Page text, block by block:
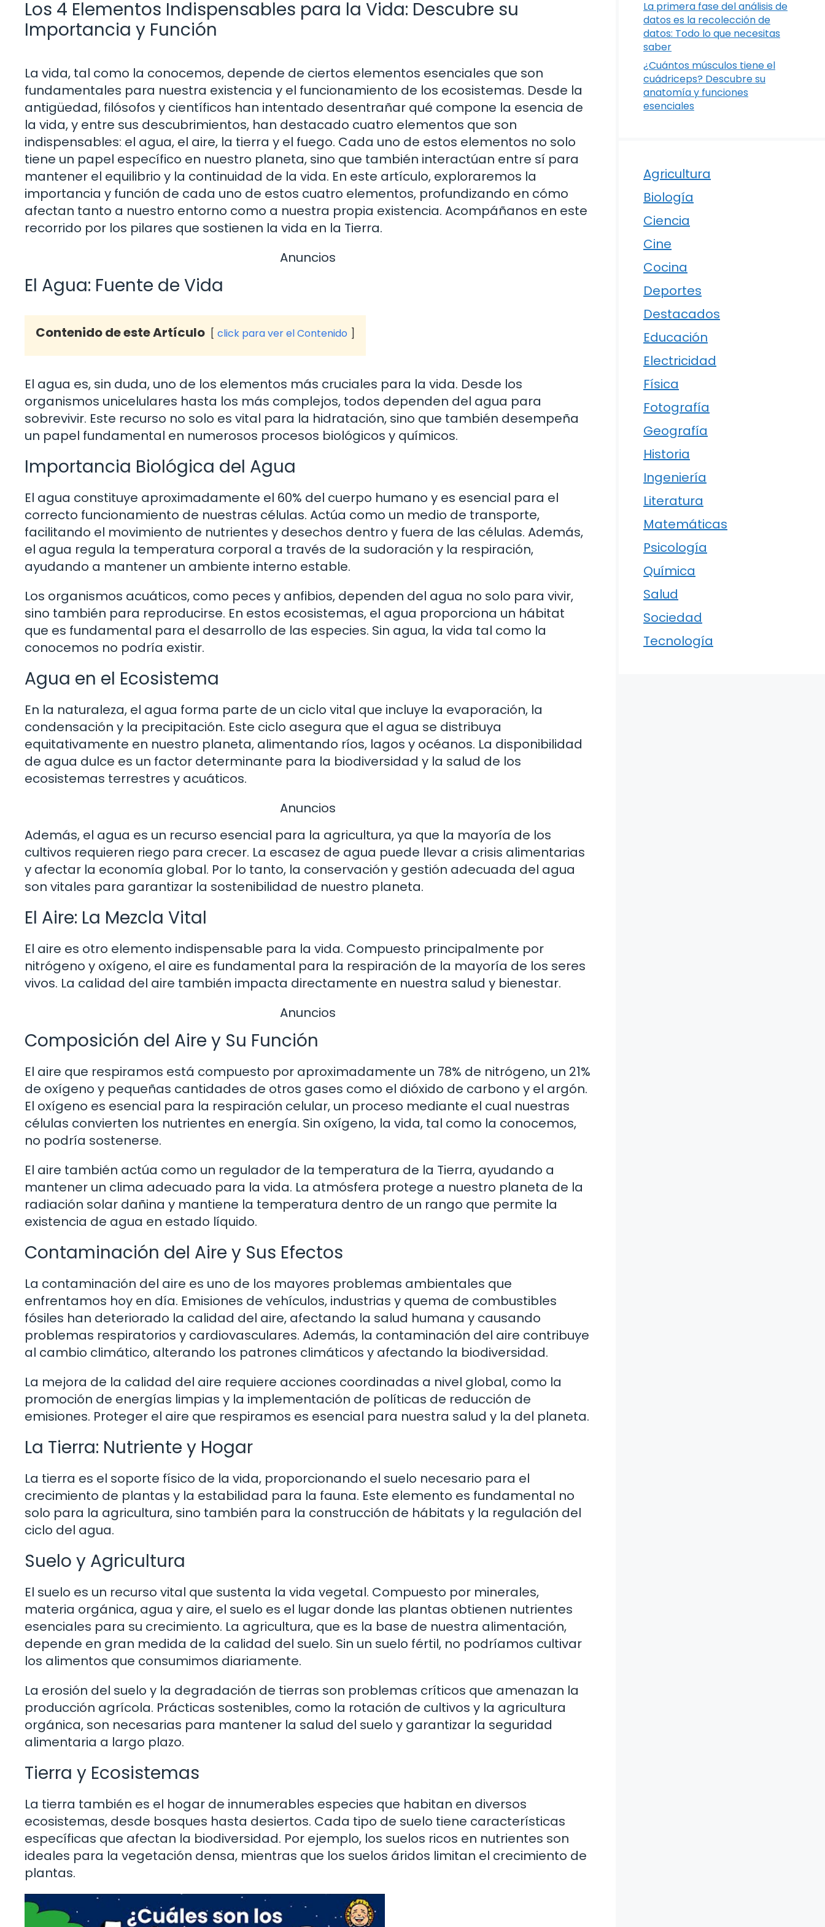
Los 4 Elementos Indispensables para la Vida: Descubre su
Importancia y Función
La vida, tal como la conocemos, depende de ciertos elementos esenciales que son
fundamentales para nuestra existencia y el funcionamiento de los ecosistemas. Desde la
antigüedad, filósofos y científicos han intentado desentrañar qué compone la esencia de
la vida, y entre sus descubrimientos, han destacado cuatro elementos que son
indispensables: el agua, el aire, la tierra y el fuego. Cada uno de estos elementos no solo
tiene un papel específico en nuestro planeta, sino que también interactúan entre sí para
mantener el equilibrio y la continuidad de la vida. En este artículo, exploraremos la
importancia y función de cada uno de estos cuatro elementos, profundizando en cómo
afectan tanto a nuestro entorno como a nuestra propia existencia. Acompáñanos en este
recorrido por los pilares que sostienen la vida en la Tierra.
Anuncios
El Agua: Fuente de Vida
Contenido de este Artículo click para ver el Contenido
El agua es, sin duda, uno de los elementos más cruciales para la vida. Desde los
organismos unicelulares hasta los más complejos, todos dependen del agua para
sobrevivir. Este recurso no solo es vital para la hidratación, sino que también desempeña
un papel fundamental en numerosos procesos biológicos y químicos.
Importancia Biológica del Agua
El agua constituye aproximadamente el 60% del cuerpo humano y es esencial para el
correcto funcionamiento de nuestras células. Actúa como un medio de transporte,
facilitando el movimiento de nutrientes y desechos dentro y fuera de las células. Además,
el agua regula la temperatura corporal a través de la sudoración y la respiración,
ayudando a mantener un ambiente interno estable.
Los organismos acuáticos, como peces y anfibios, dependen del agua no solo para vivir,
sino también para reproducirse. En estos ecosistemas, el agua proporciona un hábitat
que es fundamental para el desarrollo de las especies. Sin agua, la vida tal como la
conocemos no podría existir.
Agua en el Ecosistema
En la naturaleza, el agua forma parte de un ciclo vital que incluye la evaporación, la
condensación y la precipitación. Este ciclo asegura que el agua se distribuya
equitativamente en nuestro planeta, alimentando ríos, lagos y océanos. La disponibilidad
de agua dulce es un factor determinante para la biodiversidad y la salud de los
ecosistemas terrestres y acuáticos.
Anuncios
Además, el agua es un recurso esencial para la agricultura, ya que la mayoría de los
cultivos requieren riego para crecer. La escasez de agua puede llevar a crisis alimentarias
y afectar la economía global. Por lo tanto, la conservación y gestión adecuada del agua
son vitales para garantizar la sostenibilidad de nuestro planeta.
El Aire: La Mezcla Vital
El aire es otro elemento indispensable para la vida. Compuesto principalmente por
nitrógeno y oxígeno, el aire es fundamental para la respiración de la mayoría de los seres
vivos. La calidad del aire también impacta directamente en nuestra salud y bienestar.
Anuncios
Composición del Aire y Su Función
El aire que respiramos está compuesto por aproximadamente un 78% de nitrógeno, un 21%
de oxígeno y pequeñas cantidades de otros gases como el dióxido de carbono y el argón.
El oxígeno es esencial para la respiración celular, un proceso mediante el cual nuestras
células convierten los nutrientes en energía. Sin oxígeno, la vida, tal como la conocemos,
no podría sostenerse.
El aire también actúa como un regulador de la temperatura de la Tierra, ayudando a
mantener un clima adecuado para la vida. La atmósfera protege a nuestro planeta de la
radiación solar dañina y mantiene la temperatura dentro de un rango que permite la
existencia de agua en estado líquido.
Contaminación del Aire y Sus Efectos
La contaminación del aire es uno de los mayores problemas ambientales que
enfrentamos hoy en día. Emisiones de vehículos, industrias y quema de combustibles
fósiles han deteriorado la calidad del aire, afectando la salud humana y causando
problemas respiratorios y cardiovasculares. Además, la contaminación del aire contribuye
al cambio climático, alterando los patrones climáticos y afectando la biodiversidad.
La mejora de la calidad del aire requiere acciones coordinadas a nivel global, como la
promoción de energías limpias y la implementación de políticas de reducción de
emisiones. Proteger el aire que respiramos es esencial para nuestra salud y la del planeta.
La Tierra: Nutriente y Hogar
La tierra es el soporte físico de la vida, proporcionando el suelo necesario para el
crecimiento de plantas y la estabilidad para la fauna. Este elemento es fundamental no
solo para la agricultura, sino también para la construcción de hábitats y la regulación del
ciclo del agua.
Suelo y Agricultura
El suelo es un recurso vital que sustenta la vida vegetal. Compuesto por minerales,
materia orgánica, agua y aire, el suelo es el lugar donde las plantas obtienen nutrientes
esenciales para su crecimiento. La agricultura, que es la base de nuestra alimentación,
depende en gran medida de la calidad del suelo. Sin un suelo fértil, no podríamos cultivar
los alimentos que consumimos diariamente.
La erosión del suelo y la degradación de tierras son problemas críticos que amenazan la
producción agrícola. Prácticas sostenibles, como la rotación de cultivos y la agricultura
orgánica, son necesarias para mantener la salud del suelo y garantizar la seguridad
alimentaria a largo plazo.
Tierra y Ecosistemas
La tierra también es el hogar de innumerables especies que habitan en diversos
ecosistemas, desde bosques hasta desiertos. Cada tipo de suelo tiene características
específicas que afectan la biodiversidad. Por ejemplo, los suelos ricos en nutrientes son
ideales para la vegetación densa, mientras que los suelos áridos limitan el crecimiento de
plantas.
La primera fase del análisis de
datos es la recolección de
datos: Todo lo que necesitas
saber
¿Cuántos músculos tiene el
cuádriceps? Descubre su
anatomía y funciones
esenciales
Agricultura
Biología
Ciencia
Cine
Cocina
Deportes
Destacados
Educación
Electricidad
Física
Fotografía
Geografía
Historia
Ingeniería
Literatura
Matemáticas
Psicología
Química
Salud
Sociedad
Tecnología